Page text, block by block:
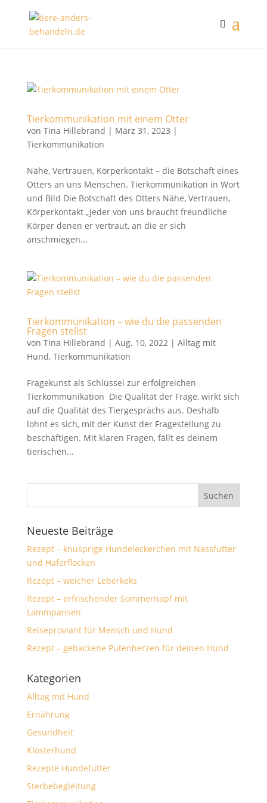
Tierkommunikation mit einem Otter
von Tina Hillebrand | März 31, 2023 |
Tierkommunikation
Nähe, Vertrauen, Körperkontakt – die Botschaft eines
Otters an uns Menschen. Tierkommunikation in Wort
und Bild Die Botschaft des Otters Nähe, Vertrauen,
Körperkontakt „Jeder von uns braucht freundliche
Körper denen er vertraut, an die er sich
anschmiegen...
Tierkommunikation – wie du die passenden
Fragen stellst
von Tina Hillebrand | Aug. 10, 2022| Alltag mit
Hund, Tierkommunikation
Fragekunst als Schlüssel zur erfolgreichen
Tierkommunikation Die Qualität der Frage, wirkt sich
auf die Qualität des Tiergesprächs aus. Deshalb
lohnt es sich, mit der Kunst der Fragestellung zu
beschäftigen. Mit klaren Fragen, fällt es deinem
tierischen...
Neueste Beiträge
Rezept – knusprige Hundeleckerchen mit Nassfutter
und Haferflocken
Rezept – weicher Leberkeks
Rezept – erfrischender Sommernapf mit
Lammpansen
Reiseproviant für Mensch und Hund
Rezept – gebackene Putenherzen für deinen Hund
Kategorien
Alltag mit Hund
Ernährung
Gesundheit
Klosterhund
Rezepte Hundefutter
Sterbebegleitung